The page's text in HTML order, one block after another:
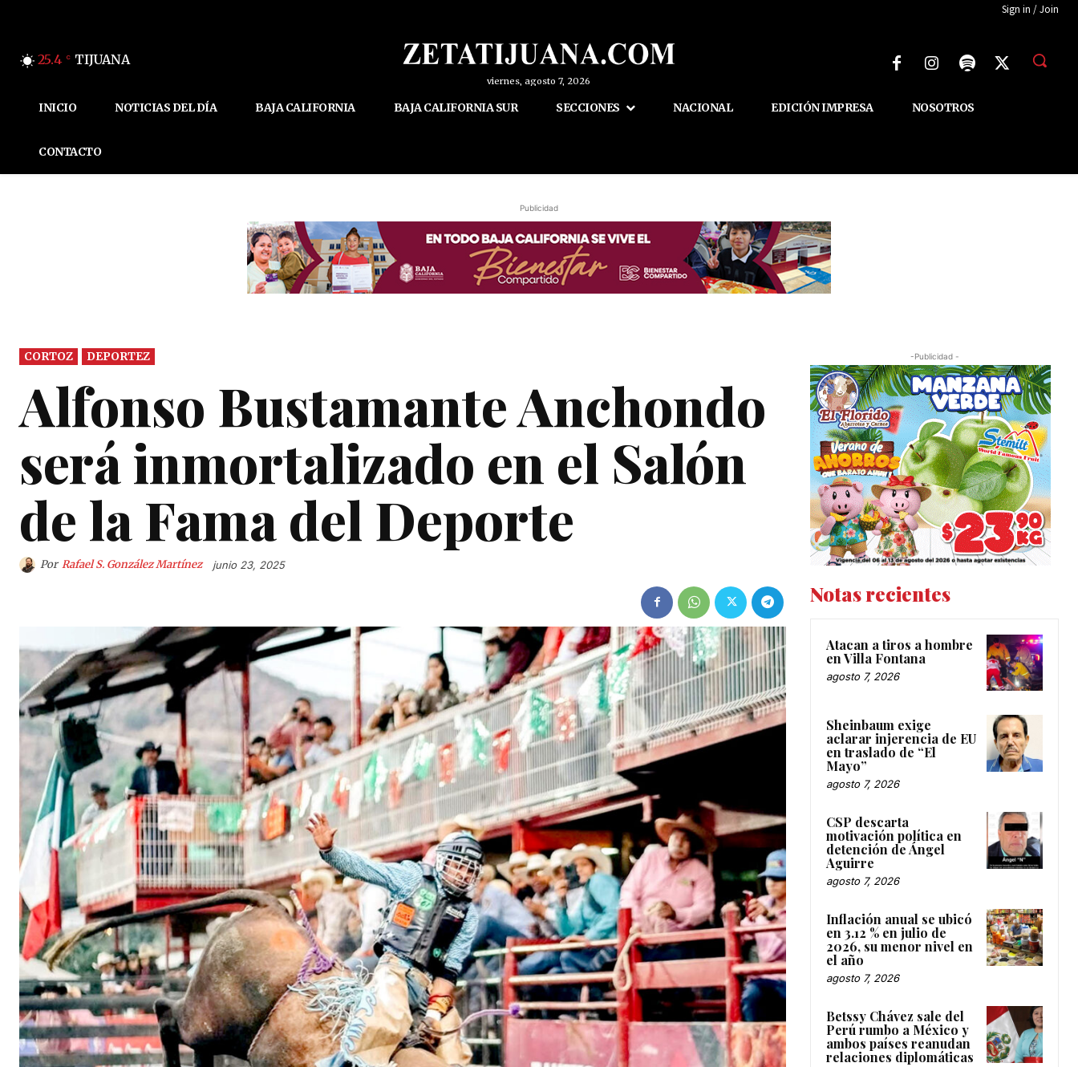
Sign in / Join
25.4 C TIJUANA
viernes, agosto 7, 2026
INICIO NOTICIAS DEL DÍA BAJA CALIFORNIA BAJA CALIFORNIA SUR SECCIONES NACIONAL EDICIÓN IMPRESA NOSOTROS
CONTACTO
Publicidad
CORTOZ DEPORTEZ
Alfonso Bustamante Anchondo
será inmortalizado en el Salón
de la Fama del Deporte
Por Rafael S. González Martínez junio 23, 2025
-Publicidad -
Notas recientes
Atacan a tiros a hombre
en Villa Fontana
agosto 7, 2026
Sheinbaum exige
aclarar injerencia de EU
en traslado de “El
Mayo”
agosto 7, 2026
CSP descarta
motivación política en
detención de Ángel
Aguirre
agosto 7, 2026
Inflación anual se ubicó
en 3.12 % en julio de
2026, su menor nivel en
el año
agosto 7, 2026
Betssy Chávez sale del
Perú rumbo a México y
ambos países reanudan
relaciones diplomáticas